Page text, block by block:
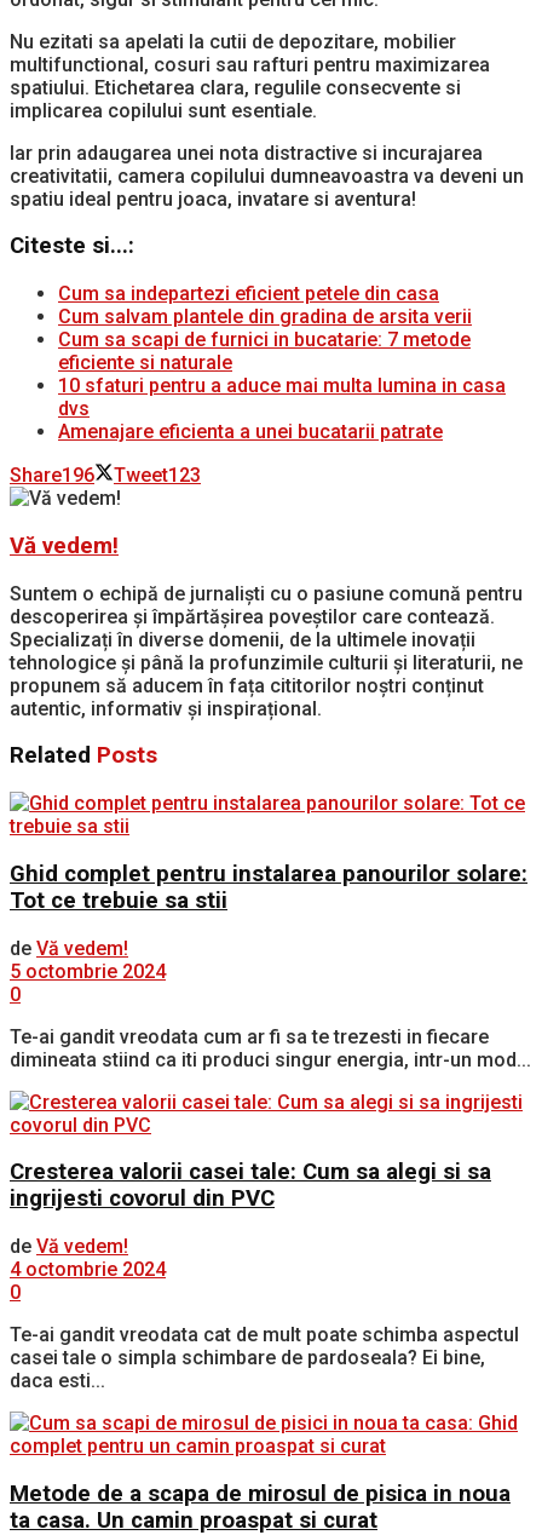
Nu ezitati sa apelati la cutii de depozitare, mobilier
multifunctional, cosuri sau rafturi pentru maximizarea
spatiului. Etichetarea clara, regulile consecvente si
implicarea copilului sunt esentiale.
Iar prin adaugarea unei nota distractive si incurajarea
creativitatii, camera copilului dumneavoastra va deveni un
spatiu ideal pentru joaca, invatare si aventura!
Citeste si...:
Cum sa indepartezi eficient petele din casa
Cum salvam plantele din gradina de arsita verii
Cum sa scapi de furnici in bucatarie: 7 metode
eficiente si naturale
10 sfaturi pentru a aduce mai multa lumina in casa
dvs
Amenajare eficienta a unei bucatarii patrate
Share196 Tweet123
Vă vedem!
Suntem o echipă de jurnaliști cu o pasiune comună pentru
descoperirea și împărtășirea poveștilor care contează.
Specializați în diverse domenii, de la ultimele inovații
tehnologice și până la profunzimile culturii și literaturii, ne
propunem să aducem în fața cititorilor noștri conținut
autentic, informativ și inspirațional.
Related Posts
Ghid complet pentru instalarea panourilor solare:
Tot ce trebuie sa stii
de Vă vedem!
5 octombrie 2024
0
Te-ai gandit vreodata cum ar fi sa te trezesti in fiecare
dimineata stiind ca iti produci singur energia, intr-un mod...
Cresterea valorii casei tale: Cum sa alegi si sa
ingrijesti covorul din PVC
de Vă vedem!
4 octombrie 2024
0
Te-ai gandit vreodata cat de mult poate schimba aspectul
casei tale o simpla schimbare de pardoseala? Ei bine,
daca esti...
Metode de a scapa de mirosul de pisica in noua
ta casa. Un camin proaspat si curat